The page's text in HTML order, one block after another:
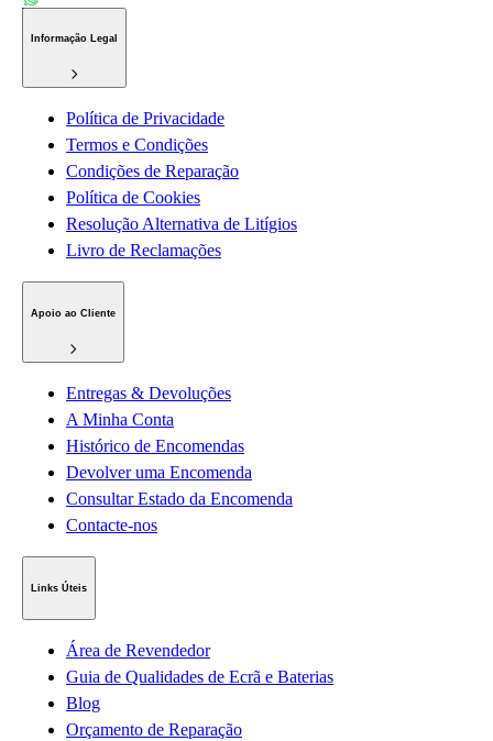
Informação Legal
Política de Privacidade
Termos e Condições
Condições de Reparação
Política de Cookies
Resolução Alternativa de Litígios
Livro de Reclamações
Apoio ao Cliente
Entregas & Devoluções
A Minha Conta
Histórico de Encomendas
Devolver uma Encomenda
Consultar Estado da Encomenda
Contacte-nos
Links Úteis
Área de Revendedor
Guia de Qualidades de Ecrã e Baterias
Blog
Orçamento de Reparação